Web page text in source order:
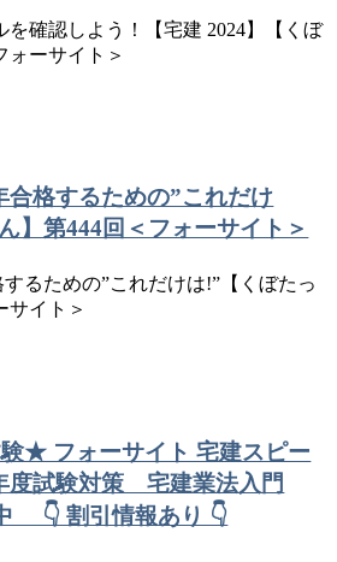
を確認しよう！【宅建 2024】【くぼ
ォーサイト＞
合格するための”これだけ
】第444回＜フォーサイト＞
するための”これだけは!”【くぼたっ
サイト＞
★ フォーサイト 宅建スピー
度試験対策 宅建業法入門
👇 割引情報あり 👇